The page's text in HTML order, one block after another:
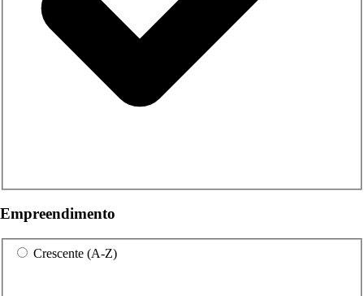
Empreendimento
Crescente (A-Z)